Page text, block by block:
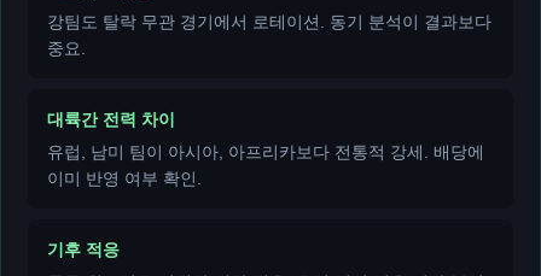
강팀도 탈락 무관 경기에서 로테이션. 동기 분석이 결과보다
중요.
대륙간 전력 차이
유럽, 남미 팀이 아시아, 아프리카보다 전통적 강세. 배당에
이미 반영 여부 확인.
기후 적응